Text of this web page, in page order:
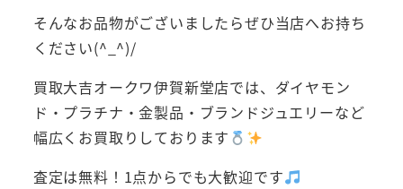
そんなお品物がございましたらぜひ当店へお持ち
ください(^_^)/
買取大吉オークワ伊賀新堂店では、ダイヤモン
ド・プラチナ・金製品・ブランドジュエリーなど
幅広くお買取りしております
査定は無料！1点からでも大歓迎です